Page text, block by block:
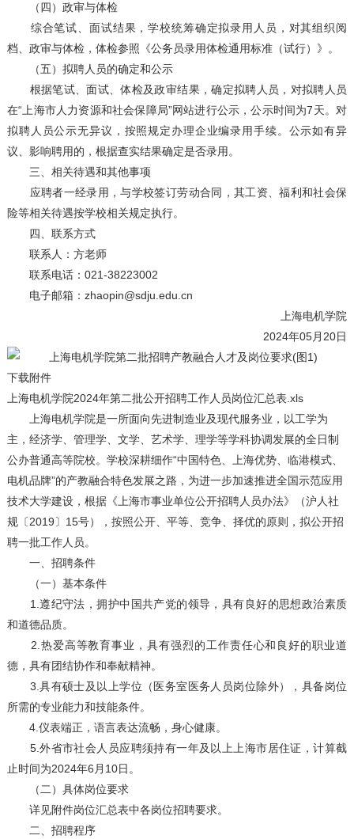
（四）政审与体检
综合笔试、面试结果，学校统筹确定拟录用人员，对其组织阅
档、政审与体检，体检参照《公务员录用体检通用标准（试行）》。
（五）拟聘人员的确定和公示
根据笔试、面试、体检及政审结果，确定拟聘人员，对拟聘人员
在“上海市人力资源和社会保障局”网站进行公示，公示时间为7天。对
拟聘人员公示无异议，按照规定办理企业编录用手续。公示如有异
议、影响聘用的，根据查实结果确定是否录用。
三、相关待遇和其他事项
应聘者一经录用，与学校签订劳动合同，其工资、福利和社会保
险等相关待遇按学校相关规定执行。
四、联系方式
联系人：方老师
联系电话：021-38223002
电子邮箱：zhaopin@sdju.edu.cn
上海电机学院
2024年05月20日
下载附件
上海电机学院2024年第二批公开招聘工作人员岗位汇总表.xls
上海电机学院是一所面向先进制造业及现代服务业，以工学为
主，经济学、管理学、文学、艺术学、理学等学科协调发展的全日制
公办普通高等院校。学校深耕细作“中国特色、上海优势、临港模式、
电机品牌”的产教融合特色发展之路，为进一步加速推进全国示范应用
技术大学建设，根据《上海市事业单位公开招聘人员办法》（沪人社
规〔2019〕15号），按照公开、平等、竞争、择优的原则，拟公开招
聘一批工作人员。
一、招聘条件
（一）基本条件
1.遵纪守法，拥护中国共产党的领导，具有良好的思想政治素质
和道德品质。
2.热爱高等教育事业，具有强烈的工作责任心和良好的职业道
德，具有团结协作和奉献精神。
3.具有硕士及以上学位（医务室医务人员岗位除外），具备岗位
所需的专业能力和技能条件。
4.仪表端正，语言表达流畅，身心健康。
5.外省市社会人员应聘须持有一年及以上上海市居住证，计算截
止时间为2024年6月10日。
（二）具体岗位要求
详见附件岗位汇总表中各岗位招聘要求。
二、招聘程序